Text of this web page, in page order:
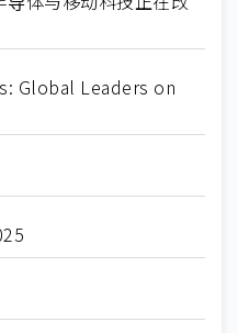
Global Leaders on